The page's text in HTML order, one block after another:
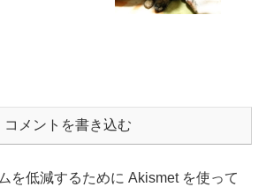
コメントを書き込む
を低減するために Akismet を使って